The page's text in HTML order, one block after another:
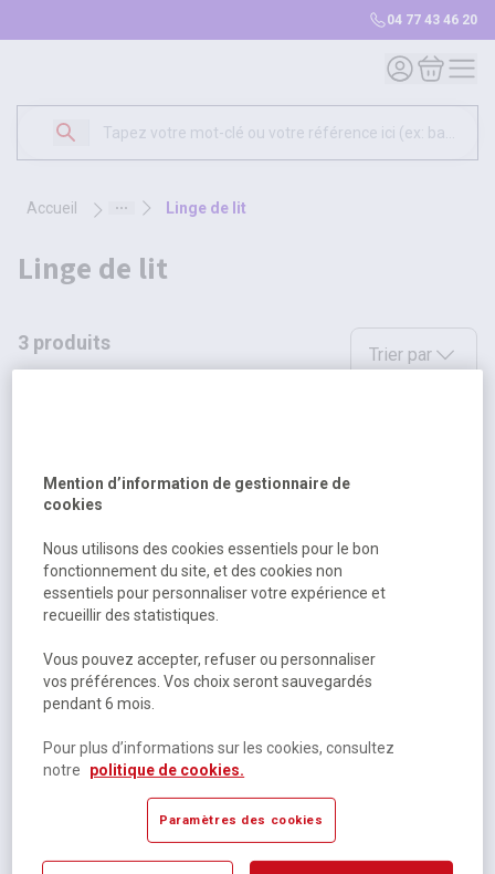
04 77 43 46 20
Mon compte
Mon
accueil linge de lit
linge de lit
3 produits
Trier par
Drap housse polycoton
85,75 € HT
102,90 €TTC
Mention d’information de gestionnaire de
cookies
Nous utilisons des cookies essentiels pour le bon
fonctionnement du site, et des cookies non
essentiels pour personnaliser votre expérience et
recueillir des statistiques.
Vous pouvez accepter, refuser ou personnaliser
vos préférences. Vos choix seront sauvegardés
pendant 6 mois.
Pour plus d’informations sur les cookies, consultez
notre
politique de cookies.
Paramètres des cookies